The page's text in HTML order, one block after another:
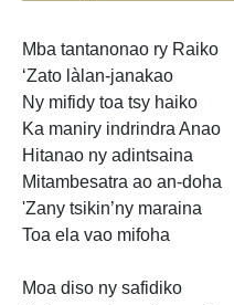
Mba tantanonao ry Raiko
‘Zato làlan-janakao
Ny mifidy toa tsy haiko
Ka maniry indrindra Anao
Hitanao ny adintsaina
Mitambesatra ao an-doha
'Zany tsikin’ny maraina
Toa ela vao mifoha
Moa diso ny safidiko